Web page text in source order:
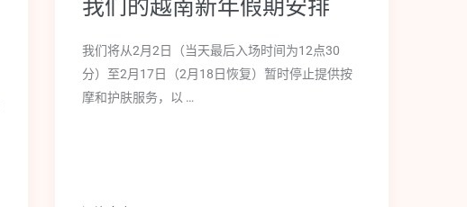
我们的越南新年假期安排
我们将从2月2日（当天最后入场时间为12点30
分）至2月17日（2月18日恢复）暂时停止提供按
摩和护肤服务，以 …